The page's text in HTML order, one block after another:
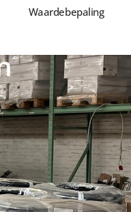
Waardebepaling
Over ons